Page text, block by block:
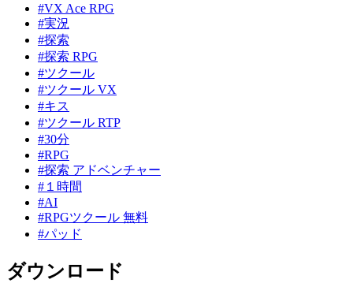
#VX Ace RPG
#実況
#探索
#探索 RPG
#ツクール
#ツクール VX
#キス
#ツクール RTP
#30分
#RPG
#探索 アドベンチャー
#１時間
#AI
#RPGツクール 無料
#パッド
ダウンロード